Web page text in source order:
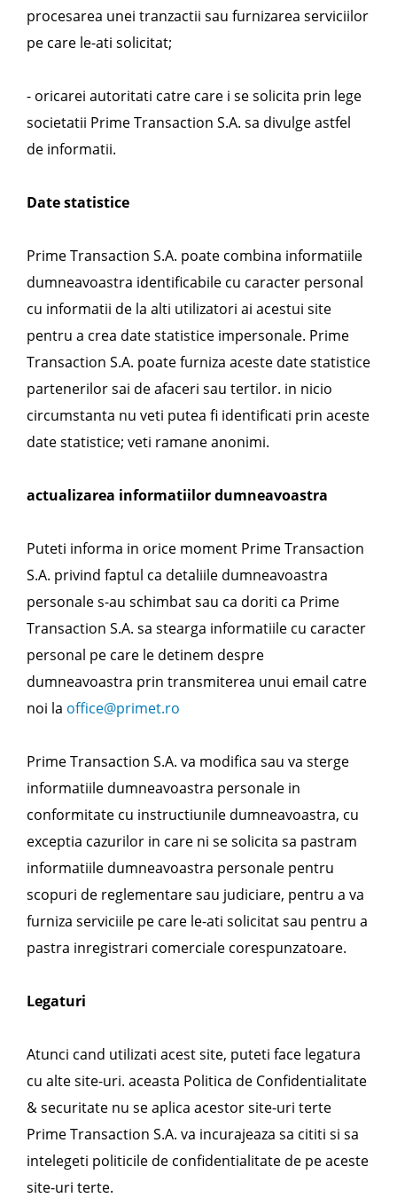
procesarea unei tranzactii sau furnizarea serviciilor
pe care le-ati solicitat;
- oricarei autoritati catre care i se solicita prin lege
societatii Prime Transaction S.A. sa divulge astfel
de informatii.
Date statistice
Prime Transaction S.A. poate combina informatiile
dumneavoastra identificabile cu caracter personal
cu informatii de la alti utilizatori ai acestui site
pentru a crea date statistice impersonale. Prime
Transaction S.A. poate furniza aceste date statistice
partenerilor sai de afaceri sau tertilor. in nicio
circumstanta nu veti putea fi identificati prin aceste
date statistice; veti ramane anonimi.
actualizarea informatiilor dumneavoastra
Puteti informa in orice moment Prime Transaction
S.A. privind faptul ca detaliile dumneavoastra
personale s-au schimbat sau ca doriti ca Prime
Transaction S.A. sa stearga informatiile cu caracter
personal pe care le detinem despre
dumneavoastra prin transmiterea unui email catre
noi la office@primet.ro
Prime Transaction S.A. va modifica sau va sterge
informatiile dumneavoastra personale in
conformitate cu instructiunile dumneavoastra, cu
exceptia cazurilor in care ni se solicita sa pastram
informatiile dumneavoastra personale pentru
scopuri de reglementare sau judiciare, pentru a va
furniza serviciile pe care le-ati solicitat sau pentru a
pastra inregistrari comerciale corespunzatoare.
Legaturi
Atunci cand utilizati acest site, puteti face legatura
cu alte site-uri. aceasta Politica de Confidentialitate
& securitate nu se aplica acestor site-uri terte
Prime Transaction S.A. va incurajeaza sa cititi si sa
intelegeti politicile de confidentialitate de pe aceste
site-uri terte.